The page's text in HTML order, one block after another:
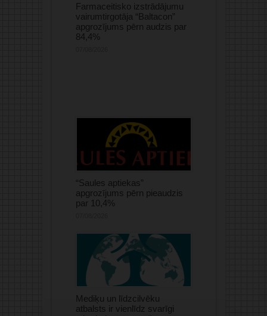
Farmaceitisko izstrādājumu
vairumtirgotāja “Baltacon”
apgrozījums pērn audzis par
84,4%
“Saules aptiekas”
apgrozījums pērn pieaudzis
par 10,4%
Mediķu un līdzcilvēku
atbalsts ir vienlīdz svarīgi